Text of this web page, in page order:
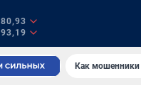
80,93
93,19
Как